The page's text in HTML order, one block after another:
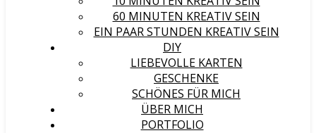
60 MINUTEN KREATIV SEIN
EIN PAAR STUNDEN KREATIV SEIN
DIY
LIEBEVOLLE KARTEN
GESCHENKE
SCHÖNES FÜR MICH
ÜBER MICH
PORTFOLIO